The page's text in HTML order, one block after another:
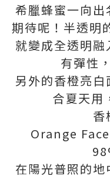
希臘蜂蜜一向
期待呢！半透明
就變成全透明
有彈性
另外的香橙亮
合夏天
香
Orange
在陽光普照的地